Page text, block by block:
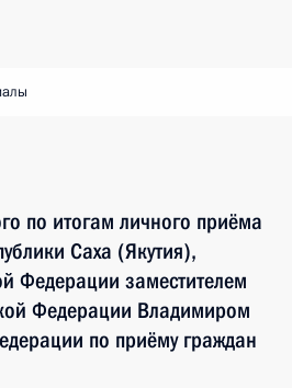
по итогам личного приёма
Саха (Якутия),
Федерации заместителем
Федерации Владимиром
по приёму граждан